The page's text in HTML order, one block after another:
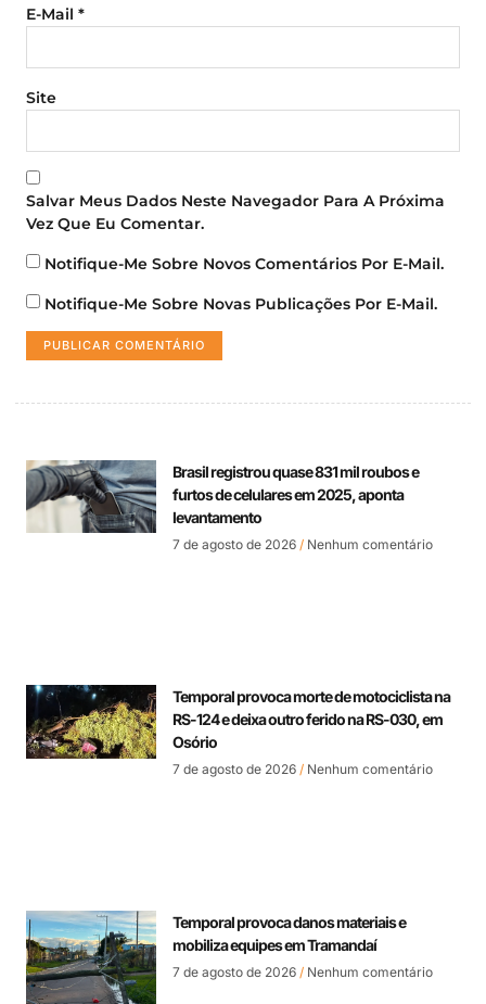
E-Mail *
Site
Salvar Meus Dados Neste Navegador Para A Próxima
Vez Que Eu Comentar.
Notifique-Me Sobre Novos Comentários Por E-Mail.
Notifique-Me Sobre Novas Publicações Por E-Mail.
Brasil registrou quase 831 mil roubos e
furtos de celulares em 2025, aponta
levantamento
7 de agosto de 2026 Nenhum comentário
Temporal provoca morte de motociclista na
RS-124 e deixa outro ferido na RS-030, em
Osório
7 de agosto de 2026 Nenhum comentário
Temporal provoca danos materiais e
mobiliza equipes em Tramandaí
7 de agosto de 2026 Nenhum comentário